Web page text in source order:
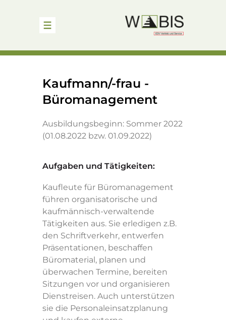
Unternehmen
Lösungen & Leistungen
Karriere
Kontakt
Impressum
Datenschutz
AGB
Kaufmann/-frau -
Büromanagement
Ausbildungsbeginn: Sommer 2022
(01.08.2022 bzw. 01.09.2022)
Aufgaben und Tätigkeiten:
Kaufleute für Büromanagement
führen organisatorische und
kaufmännisch-verwaltende
Tätigkeiten aus. Sie erledigen z.B.
den Schriftverkehr, entwerfen
Präsentationen, beschaffen
Büromaterial, planen und
überwachen Termine, bereiten
Sitzungen vor und organisieren
Dienstreisen. Auch unterstützen
sie die Personaleinsatzplanung